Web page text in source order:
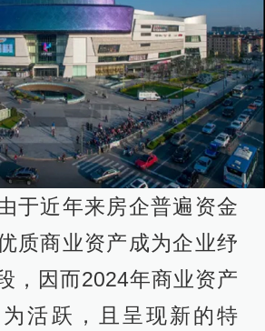
于近年来房企普遍资金
质商业资产成为企业纾
，因而2024年商业资产
活跃，且呈现新的特